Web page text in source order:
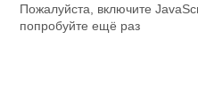
Пожалуйста, включите
попробуйте ещё раз